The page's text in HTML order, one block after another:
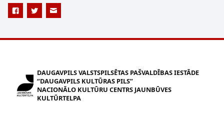
DAUGAVPILS VALSTSPILSĒTAS PAŠVALDĪBAS IESTĀDE
“DAUGAVPILS KULTŪRAS PILS”
NACIONĀLO KULTŪRU CENTRS JAUNBŪVES
KULTŪRTELPA